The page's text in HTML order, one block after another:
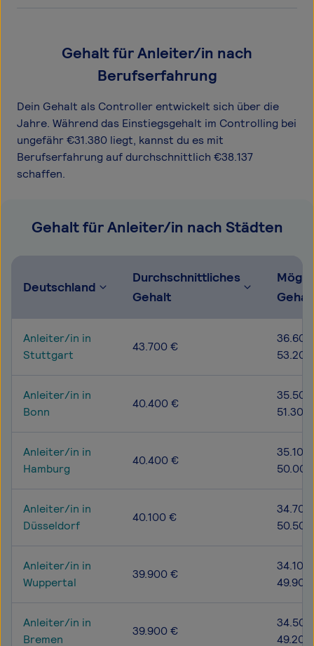
Gehalt für Anleiter/in nach
Berufserfahrung
Dein Gehalt als Controller entwickelt sich über die
Jahre. Während das Einstiegsgehalt im Controlling bei
ungefähr €31.380 liegt, kannst du es mit
Berufserfahrung auf durchschnittlich €38.137
schaffen.
Gehalt für Anleiter/in nach Städten
Deutschland
Durchschnittliches
Gehalt
Anleiter/in in
Stuttgart
43.700 €
Anleiter/in in
Bonn
40.400 €
Anleiter/in in
Hamburg
40.400 €
Anleiter/in in
Düsseldorf
40.100 €
Anleiter/in in
Wuppertal
39.900 €
Anleiter/in in
Bremen
39.900 €